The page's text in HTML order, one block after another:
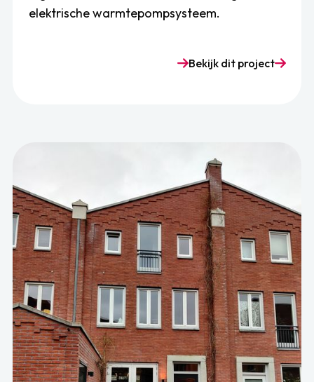
elektrische warmtepompsysteem.
Bekijk dit project